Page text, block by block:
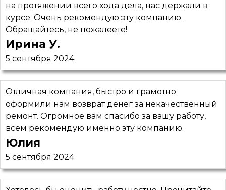
на протяжении всего хода дела, нас держали в
курсе. Очень рекомендую эту компанию.
Обращайтесь, не пожалеете!
Ирина У.
5 сентября 2024
Отличная компания, быстро и грамотно
оформили нам возврат денег за некачественный
ремонт. Огромное вам спасибо за вашу работу,
всем рекомендую именно эту компанию.
Юлия
5 сентября 2024